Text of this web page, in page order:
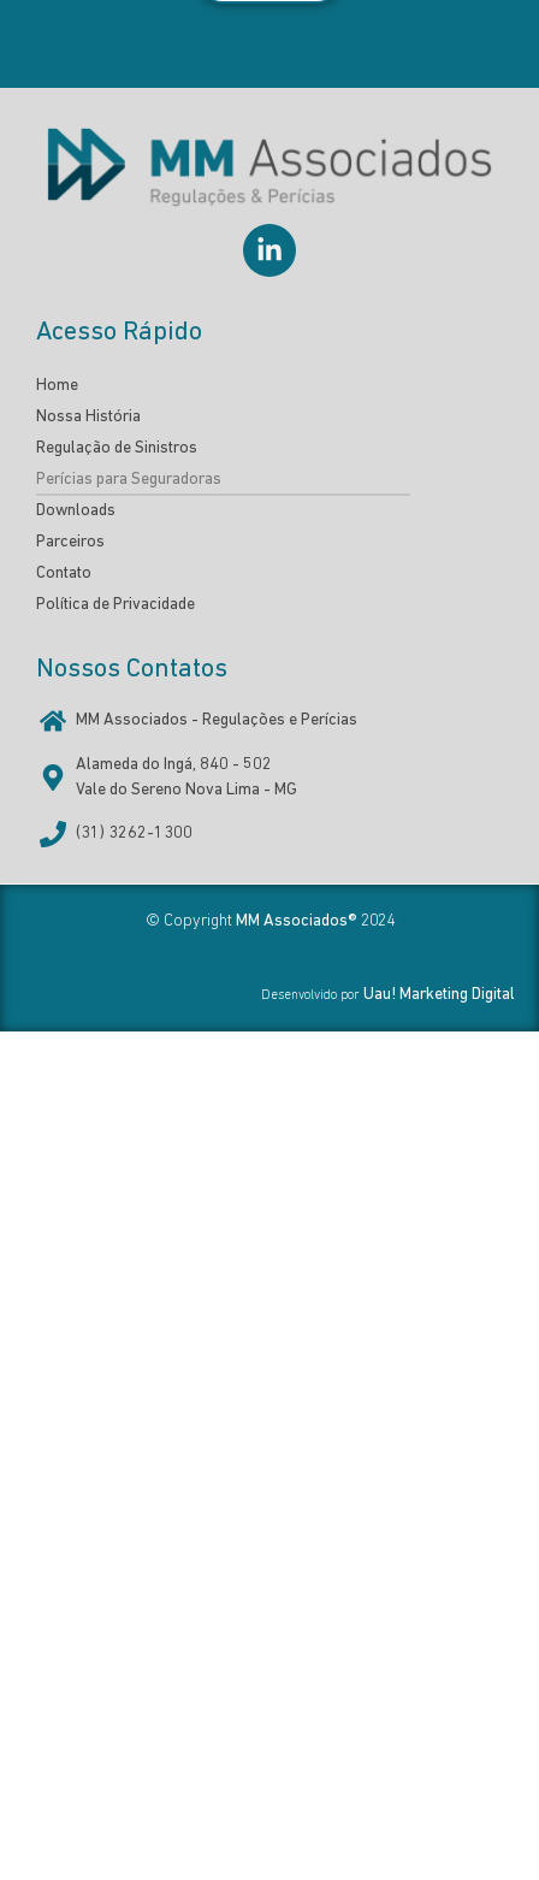
Acesso Rápido
Home
Nossa História
Regulação de Sinistros
Perícias para Seguradoras
Downloads
Parceiros
Contato
Política de Privacidade
Nossos Contatos
MM Associados - Regulações e Perícias
Alameda do Ingá, 840 - 502
Vale do Sereno Nova Lima - MG
(31) 3262-1300
© Copyright MM Associados® 2024
Desenvolvido por Uau! Marketing Digital